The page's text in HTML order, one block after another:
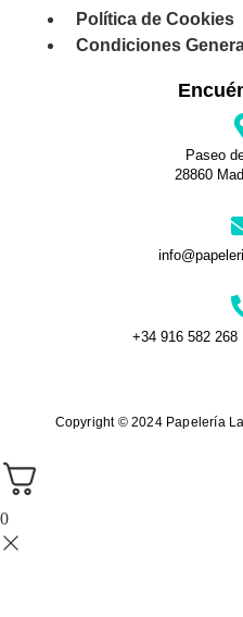
Política de Cookies
Condiciones
Paseo
28860
+34 916 582 268
Copyright © 2024 Papelería
0